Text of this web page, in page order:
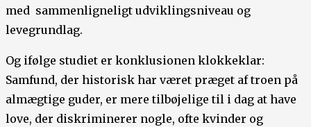
med sammenligneligt udviklingsniveau og
levegrundlag.
Og ifølge studiet er konklusionen klokkeklar:
Samfund, der historisk har været præget af troen på
almægtige guder, er mere tilbøjelige til i dag at have
love, der diskriminerer nogle, ofte kvinder og